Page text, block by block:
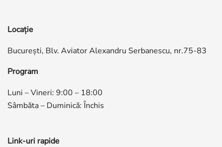
Locație
București, Blv. Aviator Alexandru Serbanescu, nr.75-83
Program
Luni – Vineri: 9:00 – 18:00
Sâmbăta – Duminică: Închis
Link-uri rapide